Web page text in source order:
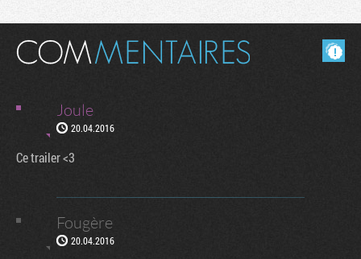
Masquer les commentaires lus.
Joule
20.04.2016
Ce trailer <3
Fougère
20.04.2016